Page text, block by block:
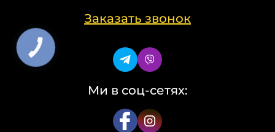
Заказать звонок
Ми в соц-сетях:
Еко сумки «Майка»
Еко сумки «Банан»
КНОПКА
ЗВ'ЯЗКУ